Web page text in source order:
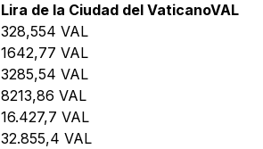
Lira de la Ciudad del VaticanoVAL
328,554 VAL
1642,77 VAL
3285,54 VAL
8213,86 VAL
16.427,7 VAL
32.855,4 VAL